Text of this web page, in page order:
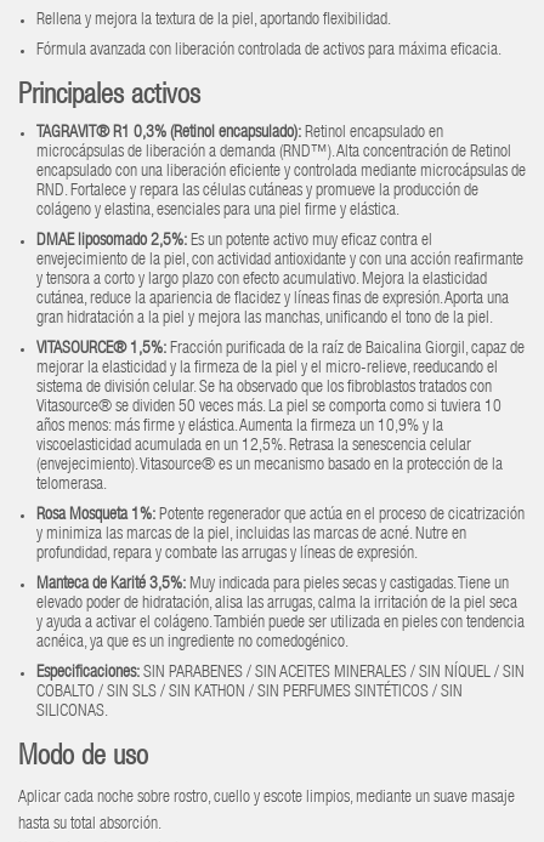
Rellena y mejora la textura de la piel, aportando flexibilidad.
Fórmula avanzada con liberación controlada de activos para máxima eficacia.
Principales activos
TAGRAVIT® R1 0,3% (Retinol encapsulado): Retinol encapsulado en
microcápsulas de liberación a demanda (RND™). Alta concentración de Retinol
encapsulado con una liberación eficiente y controlada mediante microcápsulas de
RND. Fortalece y repara las células cutáneas y promueve la producción de
colágeno y elastina, esenciales para una piel firme y elástica.
DMAE liposomado 2,5%: Es un potente activo muy eficaz contra el
envejecimiento de la piel, con actividad antioxidante y con una acción reafirmante
y tensora a corto y largo plazo con efecto acumulativo. Mejora la elasticidad
cutánea, reduce la apariencia de flacidez y líneas finas de expresión. Aporta una
gran hidratación a la piel y mejora las manchas, unificando el tono de la piel.
VITASOURCE® 1,5%: Fracción purificada de la raíz de Baicalina Giorgil, capaz de
mejorar la elasticidad y la firmeza de la piel y el micro-relieve, reeducando el
sistema de división celular. Se ha observado que los fibroblastos tratados con
Vitasource® se dividen 50 veces más. La piel se comporta como si tuviera 10
años menos: más firme y elástica. Aumenta la firmeza un 10,9% y la
viscoelasticidad acumulada en un 12,5%. Retrasa la senescencia celular
(envejecimiento). Vitasource® es un mecanismo basado en la protección de la
telomerasa.
Rosa Mosqueta 1%: Potente regenerador que actúa en el proceso de cicatrización
y minimiza las marcas de la piel, incluidas las marcas de acné. Nutre en
profundidad, repara y combate las arrugas y líneas de expresión.
Manteca de Karité 3,5%: Muy indicada para pieles secas y castigadas. Tiene un
elevado poder de hidratación, alisa las arrugas, calma la irritación de la piel seca
y ayuda a activar el colágeno. También puede ser utilizada en pieles con tendencia
acnéica, ya que es un ingrediente no comedogénico.
Especificaciones: SIN PARABENES / SIN ACEITES MINERALES / SIN NÍQUEL / SIN
COBALTO / SIN SLS / SIN KATHON / SIN PERFUMES SINTÉTICOS / SIN
SILICONAS.
Modo de uso
Aplicar cada noche sobre rostro, cuello y escote limpios, mediante un suave masaje
hasta su total absorción.